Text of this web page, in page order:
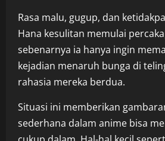
Rasa malu, gugup, dan
Hana kesulitan memulai
sebenarnya ia hanya ingin
kejadian menaruh bunga di
rahasia mereka berdua.
Situasi ini memberikan
sederhana dalam anime bisa